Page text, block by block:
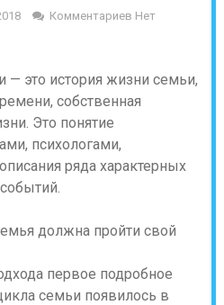
Комментариев Нет
это история жизни семьи,
собственная
Это понятие
психологами,
ряда характерных
первое подробное
семьи появилось в